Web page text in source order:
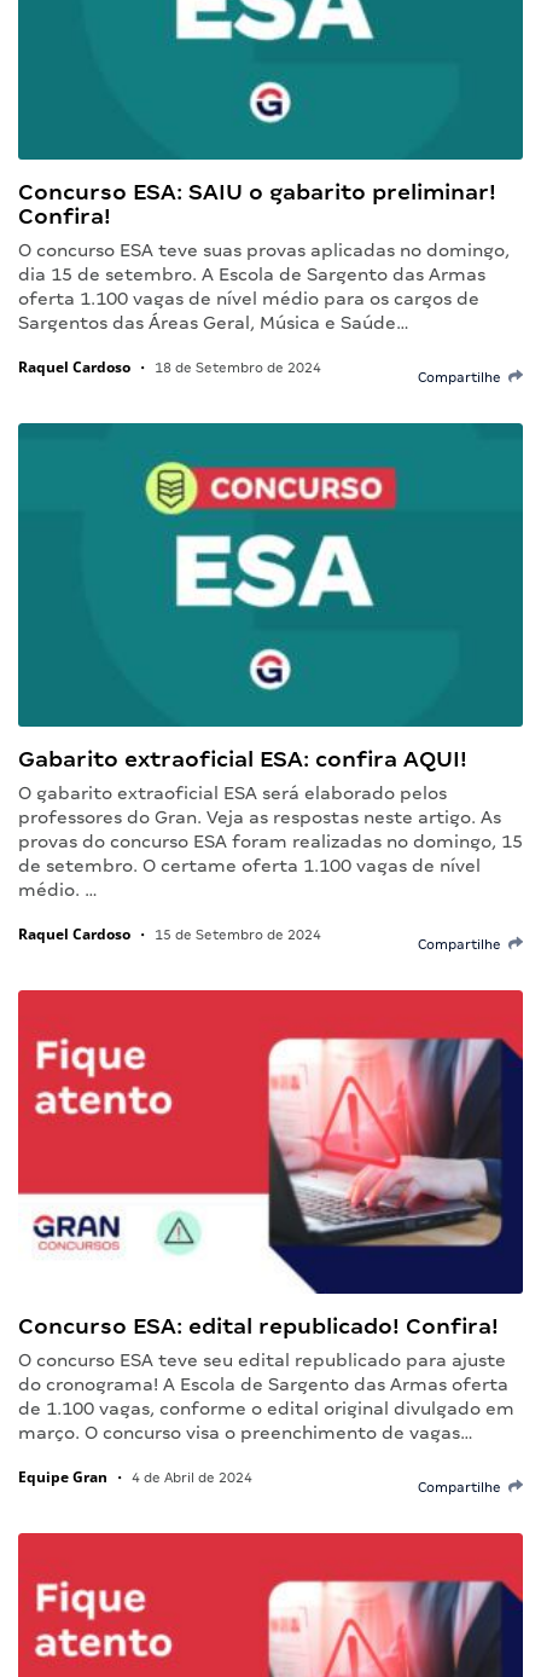
Concurso ESA: SAIU o gabarito preliminar!
Confira!
O concurso ESA teve suas provas aplicadas no domingo,
dia 15 de setembro. A Escola de Sargento das Armas
oferta 1.100 vagas de nível médio para os cargos de
Sargentos das Áreas Geral, Música e Saúde…
Raquel Cardoso • 18 de Setembro de 2024
Compartilhe
Gabarito extraoficial ESA: confira AQUI!
O gabarito extraoficial ESA será elaborado pelos
professores do Gran. Veja as respostas neste artigo. As
provas do concurso ESA foram realizadas no domingo, 15
de setembro. O certame oferta 1.100 vagas de nível
médio. …
Raquel Cardoso • 15 de Setembro de 2024
Compartilhe
Concurso ESA: edital republicado! Confira!
O concurso ESA teve seu edital republicado para ajuste
do cronograma! A Escola de Sargento das Armas oferta
de 1.100 vagas, conforme o edital original divulgado em
março. O concurso visa o preenchimento de vagas…
Equipe Gran • 4 de Abril de 2024
Compartilhe